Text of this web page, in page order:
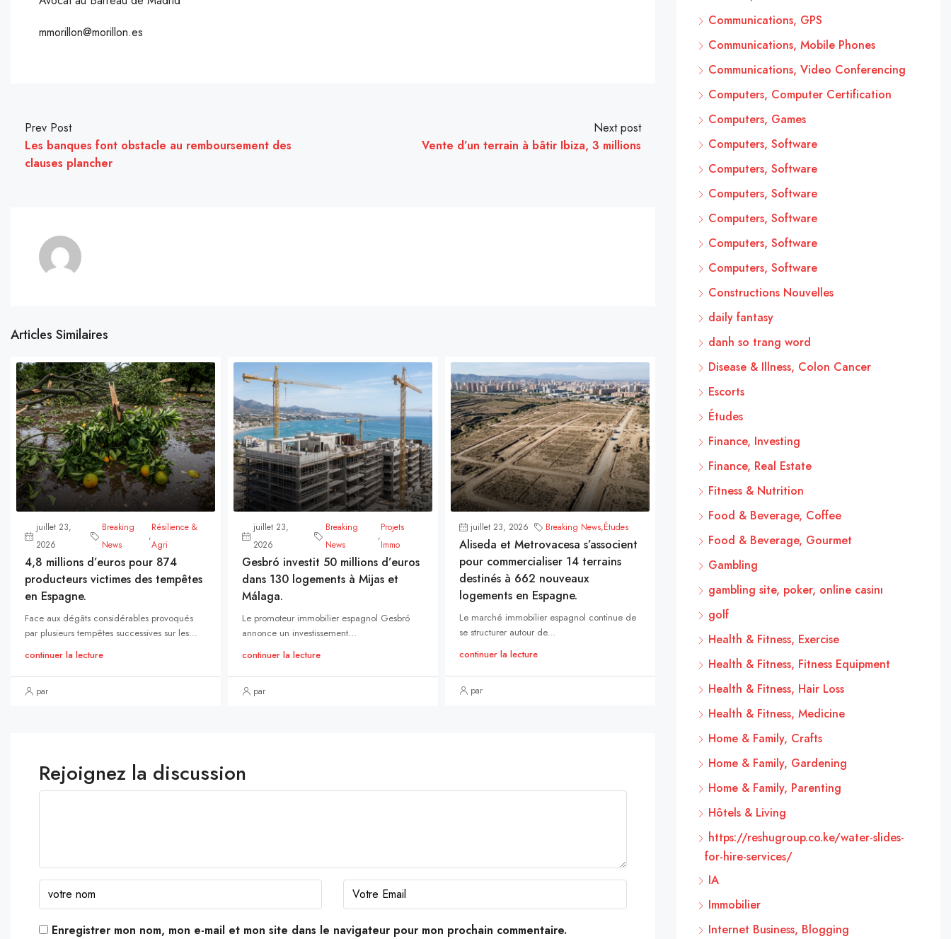
mmorillon@morillon.es
Prev Post
Les banques font obstacle au remboursement des
clauses plancher
Next post
Vente d’un terrain à bâtir Ibiza, 3 millions
Articles Similaires
juillet 23,
2026
Breaking
News
,
Résilience &
Agri
4,8 millions d’euros pour 874
producteurs victimes des tempêtes
en Espagne.
Face aux dégâts considérables provoqués
par plusieurs tempêtes successives sur les...
continuer la lecture
par
juillet 23,
2026
Breaking
News
,
Projets
Immo
Gesbró investit 50 millions d’euros
dans 130 logements à Mijas et
Málaga.
Le promoteur immobilier espagnol Gesbró
annonce un investissement...
continuer la lecture
par
juillet 23, 2026 Breaking News,Études
Aliseda et Metrovacesa s’associent
pour commercialiser 14 terrains
destinés à 662 nouveaux
logements en Espagne.
Le marché immobilier espagnol continue de
se structurer autour de...
continuer la lecture
par
Rejoignez la discussion
Enregistrer mon nom, mon e-mail et mon site dans le navigateur pour mon prochain commentaire.
Communications, GPS
Communications, Mobile Phones
Communications, Video Conferencing
Computers, Computer Certification
Computers, Games
Computers, Software
Computers, Software
Computers, Software
Computers, Software
Computers, Software
Computers, Software
Constructions Nouvelles
daily fantasy
danh so trang word
Disease & Illness, Colon Cancer
Escorts
Études
Finance, Investing
Finance, Real Estate
Fitness & Nutrition
Food & Beverage, Coffee
Food & Beverage, Gourmet
Gambling
gambling site, poker, online casinı
golf
Health & Fitness, Exercise
Health & Fitness, Fitness Equipment
Health & Fitness, Hair Loss
Health & Fitness, Medicine
Home & Family, Crafts
Home & Family, Gardening
Home & Family, Parenting
Hôtels & Living
https://reshugroup.co.ke/water-slides-
for-hire-services/
IA
Immobilier
Internet Business, Blogging